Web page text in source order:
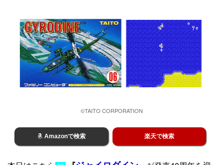
©TAITO CORPORATION
Amazonで検索 楽天で検索